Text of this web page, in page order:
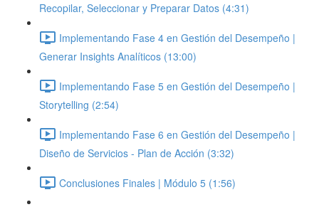
Recopilar, Seleccionar y Preparar Datos (4:31)
Implementando Fase 4 en Gestión del Desempeño |
Generar Insights Analíticos (13:00)
Implementando Fase 5 en Gestión del Desempeño |
Storytelling (2:54)
Implementando Fase 6 en Gestión del Desempeño |
Diseño de Servicios - Plan de Acción (3:32)
Conclusiones Finales | Módulo 5 (1:56)